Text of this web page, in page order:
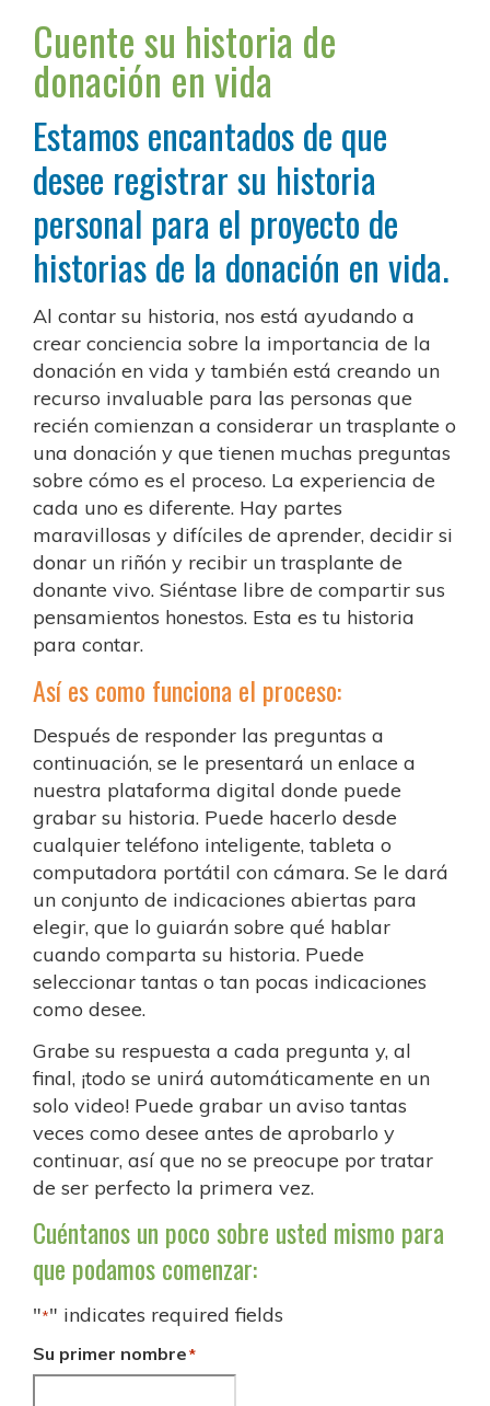
Cuente su historia de
donación en vida
Estamos encantados de que
desee registrar su historia
personal para el proyecto de
historias de la donación en vida.
Al contar su historia, nos está ayudando a
crear conciencia sobre la importancia de la
donación en vida y también está creando un
recurso invaluable para las personas que
recién comienzan a considerar un trasplante o
una donación y que tienen muchas preguntas
sobre cómo es el proceso. La experiencia de
cada uno es diferente. Hay partes
maravillosas y difíciles de aprender, decidir si
donar un riñón y recibir un trasplante de
donante vivo. Siéntase libre de compartir sus
pensamientos honestos. Esta es tu historia
para contar.
Así es como funciona el proceso:
Después de responder las preguntas a
continuación, se le presentará un enlace a
nuestra plataforma digital donde puede
grabar su historia. Puede hacerlo desde
cualquier teléfono inteligente, tableta o
computadora portátil con cámara. Se le dará
un conjunto de indicaciones abiertas para
elegir, que lo guiarán sobre qué hablar
cuando comparta su historia. Puede
seleccionar tantas o tan pocas indicaciones
como desee.
Grabe su respuesta a cada pregunta y, al
final, ¡todo se unirá automáticamente en un
solo video! Puede grabar un aviso tantas
veces como desee antes de aprobarlo y
continuar, así que no se preocupe por tratar
de ser perfecto la primera vez.
Cuéntanos un poco sobre usted mismo para
que podamos comenzar:
"*" indicates required fields
Su primer nombre*